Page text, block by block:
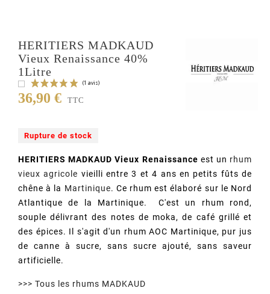
HERITIERS MADKAUD
Vieux Renaissance 40%
1Litre
(1 avis)
36,90 € TTC
Rupture de stock
HERITIERS MADKAUD Vieux Renaissance est un rhum
vieux agricole vieilli entre 3 et 4 ans en petits fûts de
chêne à la Martinique. Ce rhum est élaboré sur le Nord
Atlantique de la Martinique. C'est un rhum rond,
souple délivrant des notes de moka, de café grillé et
des épices. Il s'agit d'un rhum AOC Martinique, pur jus
de canne à sucre, sans sucre ajouté, sans saveur
artificielle.
>>> Tous les rhums MADKAUD